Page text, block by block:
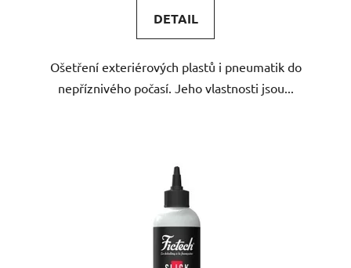
z
hvězdiček.
DETAIL
Ošetření exteriérových plastů i pneumatik do
nepříznivého počasí. Jeho vlastnosti jsou...